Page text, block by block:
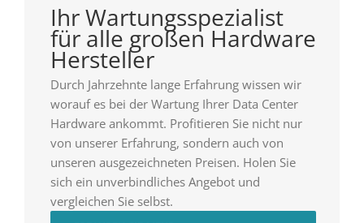
Ihr Wartungsspezialist
für alle großen Hardware
Hersteller
Durch Jahrzehnte lange Erfahrung wissen wir
worauf es bei der Wartung Ihrer Data Center
Hardware ankommt. Profitieren Sie nicht nur
von unserer Erfahrung, sondern auch von
unseren ausgezeichneten Preisen. Holen Sie
sich ein unverbindliches Angebot und
vergleichen Sie selbst.